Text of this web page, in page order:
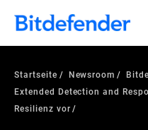
Startseite Newsroom
Extended Detection and
Resilienz vor